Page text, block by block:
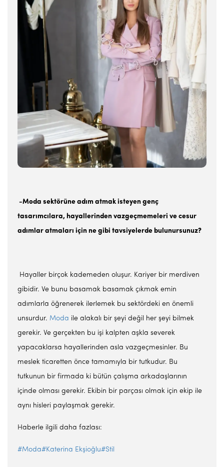
-Moda sektörüne adım atmak isteyen genç
tasarımcılara, hayallerinden vazgeçmemeleri ve cesur
adımlar atmaları için ne gibi tavsiyelerde bulunursunuz?
Hayaller birçok kademeden oluşur. Kariyer bir merdiven
gibidir. Ve bunu basamak basamak çıkmak emin
adımlarla öğrenerek ilerlemek bu sektördeki en önemli
unsurdur. Moda ile alakalı bir şeyi değil her şeyi bilmek
gerekir. Ve gerçekten bu işi kalpten aşkla severek
yapacaklarsa hayallerinden asla vazgeçmesinler. Bu
meslek ticaretten önce tamamıyla bir tutkudur. Bu
tutkunun bir firmada ki bütün çalışma arkadaşlarının
içinde olması gerekir. Ekibin bir parçası olmak için ekip ile
aynı hisleri paylaşmak gerekir.
Haberle ilgili daha fazlası:
#Moda#Katerina Ekşioğlu#Stil